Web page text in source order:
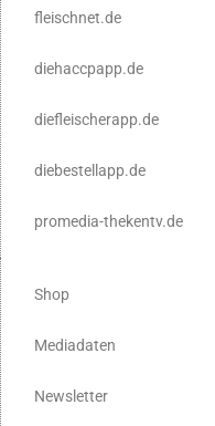
fleischnet.de
diehaccpapp.de
diefleischerapp.de
diebestellapp.de
promedia-thekentv.de
Shop
Mediadaten
Newsletter